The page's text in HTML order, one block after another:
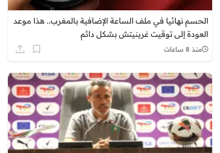
الحسم نهائيا في ملف الساعة الإضافية بالمغرب.. هذا موعد
العودة إلى توقيت غرينيتش بشكل دائم
منذ 8 ساعات